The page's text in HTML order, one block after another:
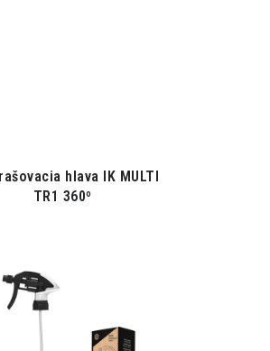
hlava IK MULTI
TR1 360º